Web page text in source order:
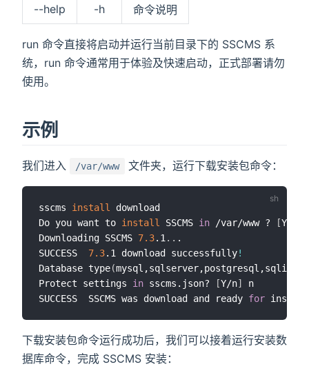
--help -h 命令说明
run 命令直接将启动并运行当前目录下的 SSCMS 系
统，run 命令通常用于体验及快速启动，正式部署请勿
使用。
示例
我们进入 /var/www 文件夹，运行下载安装包命令：
sscms install
download
Do you want to install SSCMS in /var/www ? [Y/n
Downloading SSCMS 7.3.1 .. .
SUCCESS 7.3.1 download successfully!
Database type(mysql,sqlserver,postgresql,sqlite
Protect settings in sscms.json? [Y/n]
n
SUCCESS  SSCMS was download and ready for
下载安装包命令运行成功后，我们可以接着运行安装数
据库命令，完成 SSCMS 安装：